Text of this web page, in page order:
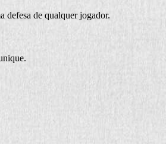
defesa de qualquer jogador.